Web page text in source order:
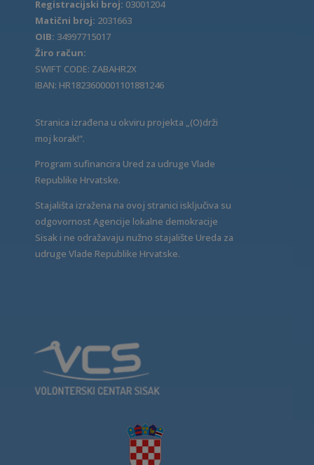
Registracijski broj: 03001204
Matični broj: 2031663
OIB: 34997715017
Žiro račun:
SWIFT CODE: ZABAHR2X
IBAN: HR1823600001101881246
Stranica izrađena u okviru projekta „(O)drži
moj korak!“.
Program sufinancira Ured za udruge Vlade
Republike Hrvatske.
Stajališta izražena na ovoj stranici isključiva su
odgovornost Agencije lokalne demokracije
Sisak i ne odražavaju nužno stajalište Ureda za
udruge Vlade Republike Hrvatske.